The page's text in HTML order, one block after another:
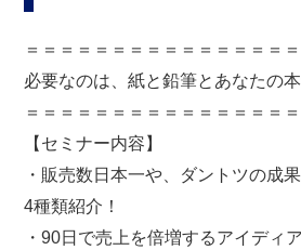
＝＝＝＝＝＝＝＝＝＝＝＝＝＝＝
必要なのは、紙と鉛筆とあなたの
＝＝＝＝＝＝＝＝＝＝＝＝＝＝＝
【セミナー内容】
・販売数日本一や、ダントツの成
4種類紹介！
・90日で売上を倍増するアイディ